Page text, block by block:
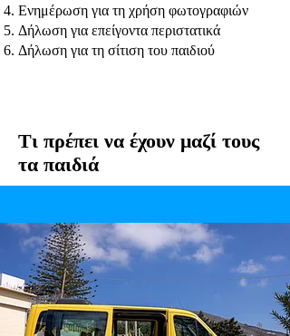
Ενημέρωση για τη χρήση φωτογραφιών
Δήλωση για επείγοντα περιστατικά
Δήλωση για τη σίτιση του παιδιού
Τι πρέπει να έχουν μαζί τους
τα παιδιά